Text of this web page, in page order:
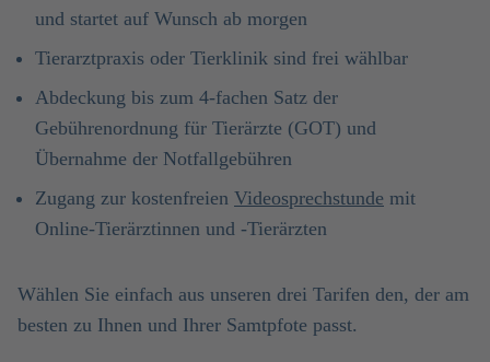
und startet auf Wunsch ab morgen
Tierarztpraxis oder Tierklinik sind frei wählbar
Abdeckung bis zum 4-fachen Satz der
Gebührenordnung für Tierärzte (GOT) und
Übernahme der Notfallgebühren
Zugang zur kostenfreien Videosprechstunde mit
Online-Tierärztinnen und -Tierärzten
Wählen Sie einfach aus unseren drei Tarifen den, der am
besten zu Ihnen und Ihrer Samtpfote passt.